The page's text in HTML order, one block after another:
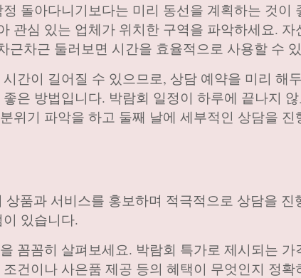
돌아다니기보다는 미리 동선을 계획하는 것이
관심 있는 업체가 위치한 구역을 파악하세요. 자
근차근 둘러보면 시간을 효율적으로 사용할 수
간이 길어질 수 있으므로, 상담 예약을 미리 해
은 방법입니다. 박람회 일정이 하루에 끝나지 않
위기 파악을 하고 둘째 날에 세부적인 상담을 진
품과 서비스를 홍보하며 적극적으로 상담을 진
있습니다.
꼼꼼히 살펴보세요. 박람회 특가로 제시되는 가
건이나 사은품 제공 등의 혜택이 무엇인지 정확